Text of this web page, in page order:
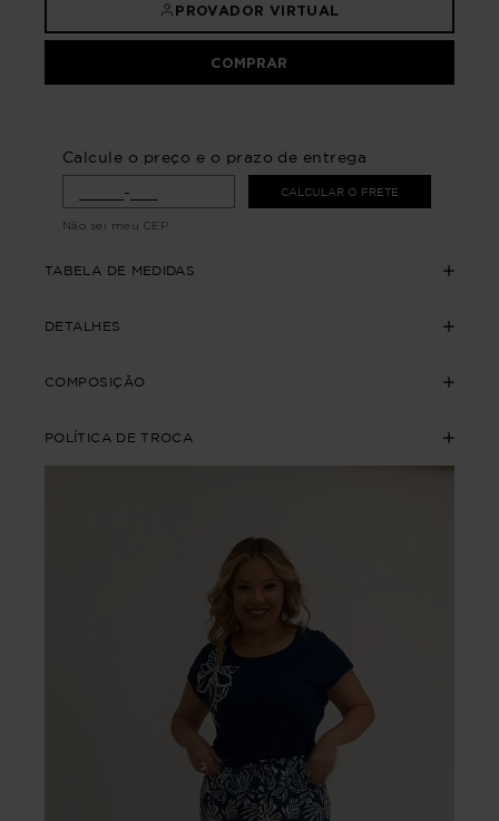
PROVADOR VIRTUAL
COMPRAR
Calcule o preço e o prazo de entrega
CALCULAR O FRETE
Não sei meu CEP
TABELA DE MEDIDAS
DETALHES
COMPOSIÇÃO
POLÍTICA DE TROCA